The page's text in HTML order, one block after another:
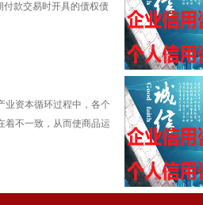
款交易时开具的债权债
业资本循环过程中，各个
着不一致，从而使商品运